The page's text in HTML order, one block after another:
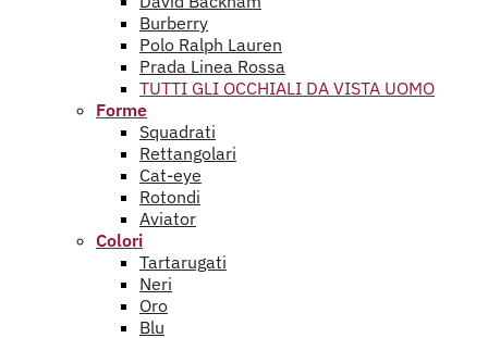
Burberry
Polo Ralph Lauren
Prada Linea Rossa
TUTTI GLI OCCHIALI DA VISTA UOMO
Forme
Squadrati
Rettangolari
Cat-eye
Rotondi
Aviator
Colori
Tartarugati
Neri
Oro
Blu